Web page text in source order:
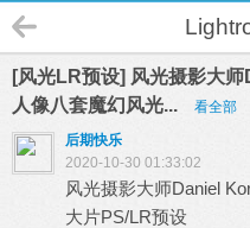
[风光LR预设] 风光摄影大
人像八套魔幻风光...
看全部
后期快乐
2020-10-30 01:33:02
风光摄影大师Daniel
大片PS/LR预设